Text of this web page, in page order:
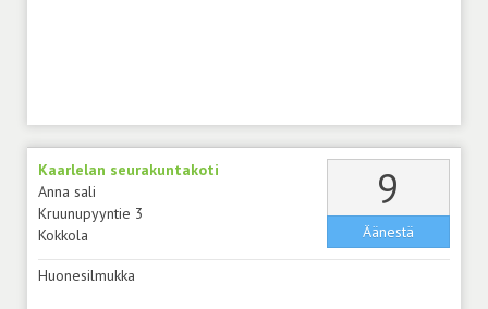
Kaarlelan seurakuntakoti
Anna sali
Kruunupyyntie 3
Kokkola
9
Äänestä
Huonesilmukka